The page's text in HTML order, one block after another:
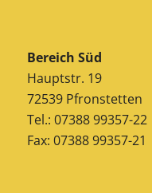
Bereich Süd
Hauptstr. 19
72539 Pfronstetten
Tel.: 07388 99357-22
Fax: 07388 99357-21